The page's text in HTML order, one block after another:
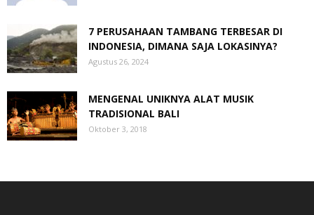
7 PERUSAHAAN TAMBANG TERBESAR DI
INDONESIA, DIMANA SAJA LOKASINYA?
Agustus 26, 2024
MENGENAL UNIKNYA ALAT MUSIK
TRADISIONAL BALI
Oktober 3, 2018